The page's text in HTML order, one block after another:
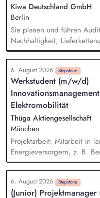
Kiwa Deutschland GmbH
Berlin
Sie planen und führen
Nachhaltigkeit,
Kreislaufwirtschaft
bewerten Unternehmen
und kundenspezifischer
Anforderungen und
Sie prüfen Audit- und
Korrekturmaßnahmen und
Standards und
6. August 2026 Stepstone
Werkstudent (m/w/d)
Elektromobilität
Thüga Aktiengesellschaft
München
Projektarbeit: Mitarbeit in
Energieversorgern, z. B.
beim Aufbau von E-Lkw
Technologieanalyse:
Technologien, Marktdaten
Entscheidungsgrundlage
6. August 2026 Stepstone
(Junior)